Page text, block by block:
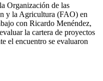
Organización de las
y la Agricultura (FAO) en
con Ricardo Menéndez,
la cartera de proyectos
el encuentro se evaluaron